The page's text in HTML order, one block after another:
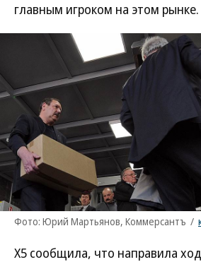
главным игроком на этом рынке.
Фото: Юрий Мартьянов, Коммерсантъ /
X5 сообщила, что направила